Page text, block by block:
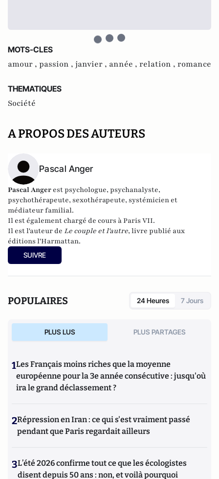
MOTS-CLES
amour , passion , janvier , année , relation , romance
THEMATIQUES
Société
A PROPOS DES AUTEURS
Pascal Anger
Pascal Anger est psychologue, psychanalyste,
psychothérapeute, sexothérapeute, systémicien et
médiateur familial.
Il est également chargé de cours à Paris VII.
Il est l'auteur de Le couple et l'autre, livre publié aux
éditions l'Harmattan.
SUIVRE
POPULAIRES 24 Heures 7 Jours
PLUS LUS PLUS PARTAGES
1Les Français moins riches que la moyenne
européenne pour la 3e année consécutive : jusqu'où
ira le grand déclassement ?
2Répression en Iran : ce qui s'est vraiment passé
pendant que Paris regardait ailleurs
3L’été 2026 confirme tout ce que les écologistes
disent depuis 50 ans : non, et voilà pourquoi